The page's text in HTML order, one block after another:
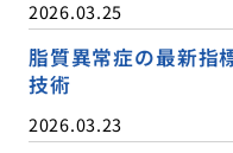
2026.03.25
脂質異常症の最新指
技術
2026.03.23